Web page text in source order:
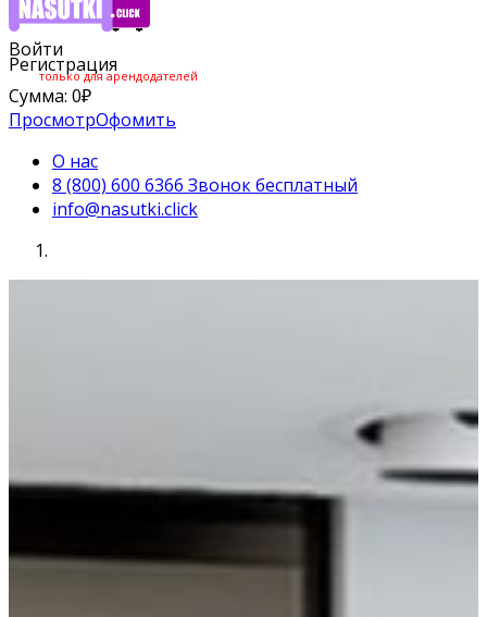
Войти
Регистрация
только для арендодателей
Сумма: 0₽
ПросмотрОфомить
О нас
8 (800) 600 6366 Звонок бесплатный
info@nasutki.click